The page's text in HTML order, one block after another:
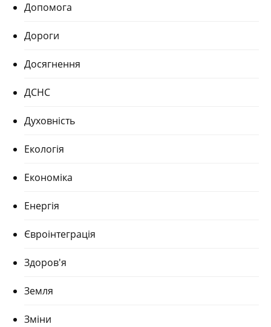
Допомога
Дороги
Досягнення
ДСНС
Духовність
Екологія
Економіка
Енергія
Євроінтеграція
Здоров'я
Земля
Зміни